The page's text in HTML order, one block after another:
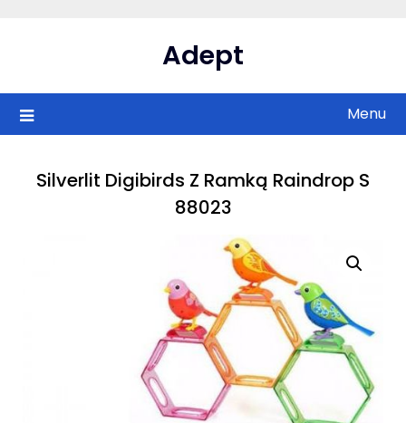
Adept
Menu
Silverlit Digibirds Z Ramką Raindrop S
88023